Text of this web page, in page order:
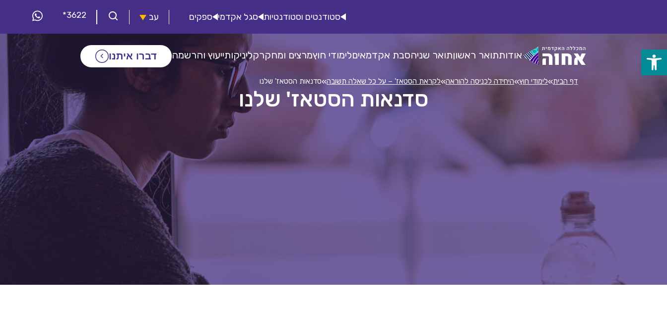
פתח
סטודנטים וסטודנטיות סגל אקדמי ספקים עב *3622
אודותתואר ראשוןתואר שניהסבת אקדמאיםלימודי חוץמרצים ומחקרקליניקותייעוץ והרשמה דברו איתנו
דף הבית»לימודי חוץ»היחידה לכניסה להוראה»לקראת הסטאז' – על כל שאלה תשובה»סדנאות הסטאז' שלנו
סדנאות הסטאז' שלנו